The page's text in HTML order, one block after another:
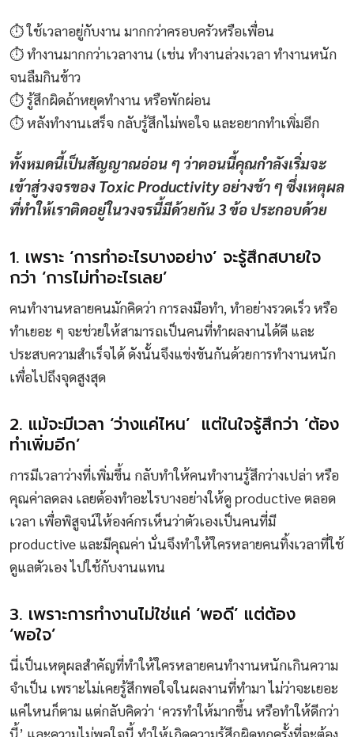
⏱️ ใช้เวลาอยู่กับงาน มากกว่าครอบครัวหรือเพื่อน
⏱️ ทำงานมากกว่าเวลางาน (เช่น ทำงานล่วงเวลา ทำงานหนัก
จนลืมกินข้าว
⏱️ รู้สึกผิดถ้าหยุดทำงาน หรือพักผ่อน
⏱️ หลังทำงานเสร็จ กลับรู้สึกไม่พอใจ และอยากทำเพิ่มอีก
ทั้งหมดนี้เป็นสัญญาณอ่อน ๆ ว่าตอนนี้คุณกำลังเริ่มจะ
เข้าสู่วงจรของ Toxic Productivity อย่างช้า ๆ ซึ่งเหตุผล
ที่ทำให้เราติดอยู่ในวงจรนี้มีด้วยกัน 3 ข้อ ประกอบด้วย
1. เพราะ ‘การทำอะไรบางอย่าง’ จะรู้สึกสบายใจ
กว่า ‘การไม่ทำอะไรเลย’
คนทำงานหลายคนมักคิดว่า การลงมือทำ, ทำอย่างรวดเร็ว หรือ
ทำเยอะ ๆ จะช่วยให้สามารถเป็นคนที่ทำผลงานได้ดี และ
ประสบความสำเร็จได้ ดังนั้นจึงแข่งขันกันด้วยการทำงานหนัก
เพื่อไปถึงจุดสูงสุด
2. แม้จะมีเวลา ‘ว่างแค่ไหน’ แต่ในใจรู้สึกว่า ‘ต้อง
ทำเพิ่มอีก’
การมีเวลาว่างที่เพิ่มขึ้น กลับทำให้คนทำงานรู้สึกว่างเปล่า หรือ
คุณค่าลดลง เลยต้องทำอะไรบางอย่างให้ดู productive ตลอด
เวลา เพื่อพิสูจน์ให้องค์กรเห็นว่าตัวเองเป็นคนที่มี
productive และมีคุณค่า นั่นจึงทำให้ใครหลายคนทิ้งเวลาที่ใช้
ดูแลตัวเอง ไปใช้กับงานแทน
3. เพราะการทำงานไม่ใช่แค่ ‘พอดี’ แต่ต้อง
‘พอใจ’
นี่เป็นเหตุผลสำคัญที่ทำให้ใครหลายคนทำงานหนักเกินความ
จำเป็น เพราะไม่เคยรู้สึกพอใจในผลงานที่ทำมา ไม่ว่าจะเยอะ
แค่ไหนก็ตาม แต่กลับคิดว่า ‘ควรทำให้มากขึ้น หรือทำให้ดีกว่า